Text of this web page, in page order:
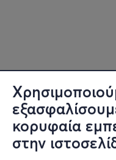
κορυφαία
στην